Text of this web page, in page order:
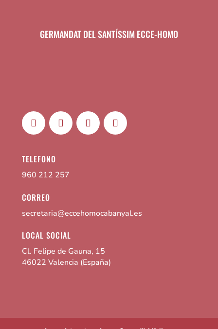
GERMANDAT DEL SANTÍSSIM ECCE-HOMO
TELEFONO
960 212 257
CORREO
secretaria@eccehomocabanyal.es
LOCAL SOCIAL
Cl. Felipe de Gauna, 15
46022 Valencia (España)